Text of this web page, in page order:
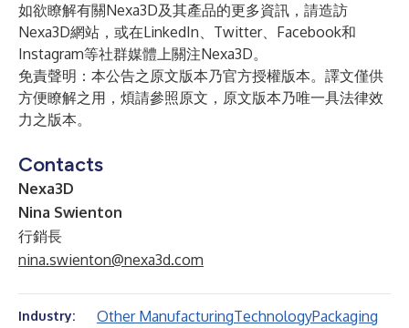
如欲瞭解有關Nexa3D及其產品的更多資訊，請造訪
Nexa3D網站 ，或在LinkedIn、 Twitter、 Facebook和
Instagram等社群媒體上關注Nexa3D。
免責聲明：本公告之原文版本乃官方授權版本。譯文僅供
方便瞭解之用，煩請參照原文，原文版本乃唯一具法律效
力之版本。
Contacts
Nexa3D
Nina Swienton
行銷長
nina.swienton@nexa3d.com
Industry: Other ManufacturingTechnologyPackaging